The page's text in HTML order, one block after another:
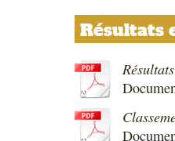
Résultats